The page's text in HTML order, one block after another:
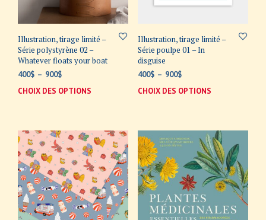
Illustration, tirage limité –
Série polystyrène 02 –
Whatever floats your boat
400$ – 900$Plage
prix :
900$
CHOIX DES OPTIONS
plusieurs
variations.
Les
options
peuvent
être
choisies
sur
Illustration, tirage limité –
Série poulpe 01 – In
disguise
400$ – 900$Plage
prix :
900$
CHOIX DES OPTIONS
être